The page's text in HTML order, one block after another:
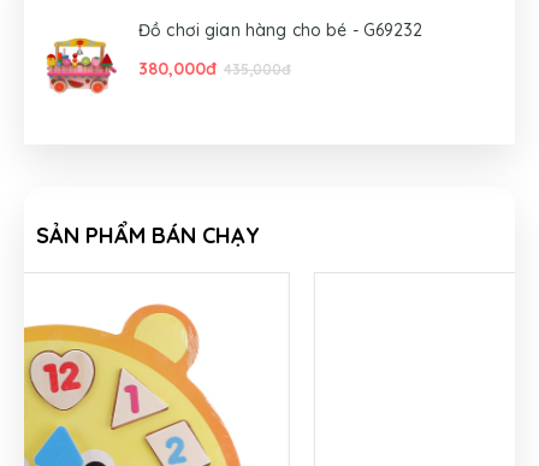
Đồ chơi gian hàng cho bé - G69232
380,000đ 435,000đ
SẢN PHẨM BÁN CHẠY